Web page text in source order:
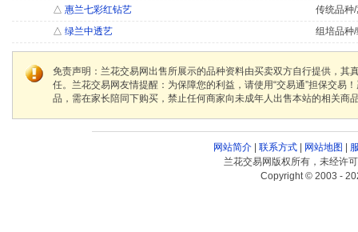
△ 惠兰七彩红钻艺
传统品种
△ 绿兰中透艺 组培品种
免责声明：兰花交易网出售所展示的品种资料由买卖双方自行提供，
任。兰花交易网友情提醒：为保障您的利益，请使用“交易通”担保交
品，需在家长陪同下购买，禁止任何商家向未成年人出售本站的相关商
网站简介| 联系方式| 网站地图
兰花交易网版权所有，未经许
Copyright © 2003 -